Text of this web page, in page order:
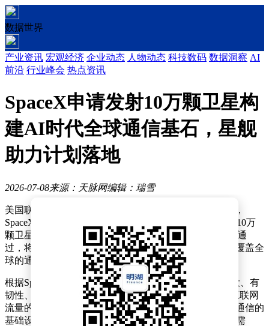
数据世界
产业资讯 宏观经济 企业动态 人物动态 科技数码 数据洞察 AI
前沿 行业峰会 热点资讯
SpaceX申请发射10万颗卫星构
建AI时代全球通信基石，星舰
助力计划落地
2026-07-08来源：天脉网编辑：瑞雪
美国联邦通信委员会（FCC）官网最新披露的文件显示，
SpaceX公司已正式提交申请，寻求批准其发射并运营由10万
颗卫星组成的第三代（Gen3）卫星星座。这一计划若获通
过，将彻底改变全球通信格局，为人工智能时代构建起覆盖全
球的通信网络。
根据SpaceX向FCC提交的申请文件，这套被描述为"强大、有
韧性、无处不在"的通信系统，将具备承载全球大部分互联网
流量的能力。公司明确表示，该星座的目标是成为全球通信的
基础设施支柱，满足未来AI驱动设备对海量数据传输的需